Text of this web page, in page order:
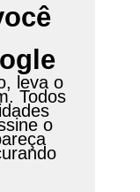
leva o
Todos
o